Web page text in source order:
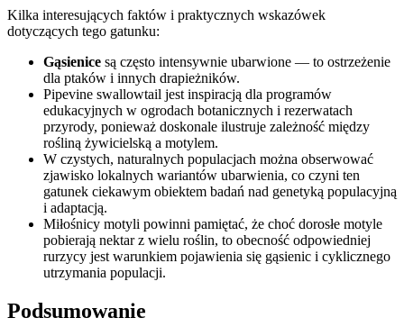
Kilka interesujących faktów i praktycznych wskazówek
dotyczących tego gatunku:
Gąsienice są często intensywnie ubarwione — to ostrzeżenie
dla ptaków i innych drapieżników.
Pipevine swallowtail jest inspiracją dla programów
edukacyjnych w ogrodach botanicznych i rezerwatach
przyrody, ponieważ doskonale ilustruje zależność między
rośliną żywicielską a motylem.
W czystych, naturalnych populacjach można obserwować
zjawisko lokalnych wariantów ubarwienia, co czyni ten
gatunek ciekawym obiektem badań nad genetyką populacyjną
i adaptacją.
Miłośnicy motyli powinni pamiętać, że choć dorosłe motyle
pobierają nektar z wielu roślin, to obecność odpowiedniej
rurzycy jest warunkiem pojawienia się gąsienic i cyklicznego
utrzymania populacji.
Podsumowanie